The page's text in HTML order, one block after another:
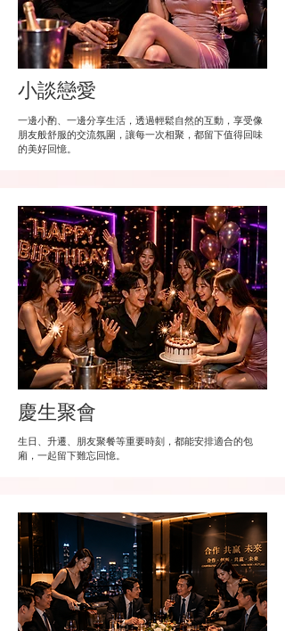
小談戀愛
一邊小酌、一邊分享生活，透過輕鬆自然的互動，享受像
朋友般舒服的交流氛圍，讓每一次相聚，都留下值得回味
的美好回憶。
慶生聚會
生日、升遷、朋友聚餐等重要時刻，都能安排適合的包
廂，一起留下難忘回憶。